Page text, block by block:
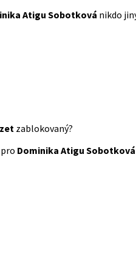
Atigu Sobotková nikdo
zablokovaný?
Dominika Atigu Sobotková